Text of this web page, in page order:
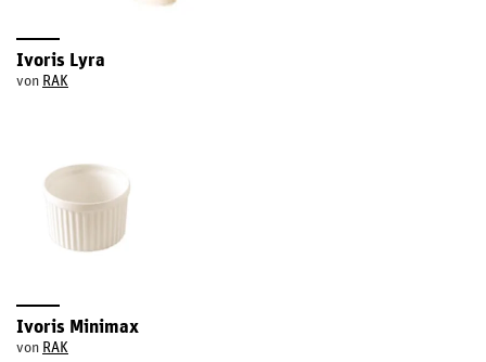
Ivoris Lyra
von RAK
Ivoris Minimax
von RAK